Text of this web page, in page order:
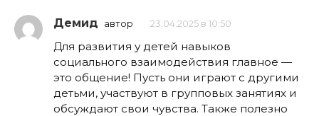
Демид автор 23.04.2025 в 10:50
Для развития у детей навыков
социального взаимодействия главное —
это общение! Пусть они играют с другими
детьми, участвуют в групповых занятиях и
обсуждают свои чувства. Также полезно